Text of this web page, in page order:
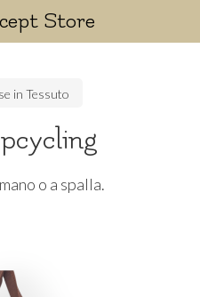
Store
in Tessuto
o a spalla.